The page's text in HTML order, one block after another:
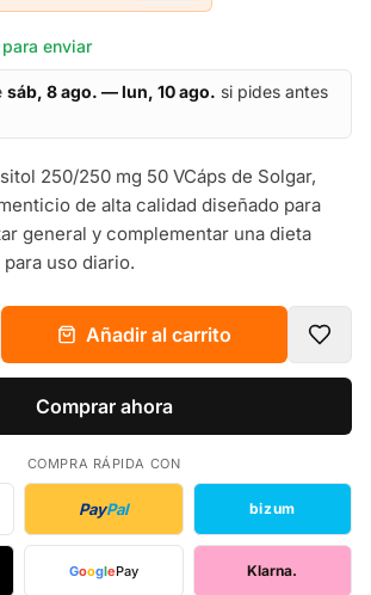
enviar
sáb, 8 ago. — lun, 10 ago. si pides antes
250/250 mg 50 VCáps de Solgar,
de alta calidad diseñado para
general y complementar una dieta
uso diario.
Añadir al carrito
Comprar ahora
COMPRA RÁPIDA CON
PayPal bizum
GooglePay Klarna.